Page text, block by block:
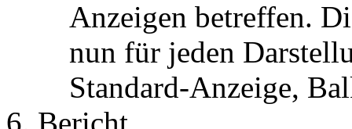
Anzeigen betreffen.
nun für jeden
Standard-Anzeige,
Bericht